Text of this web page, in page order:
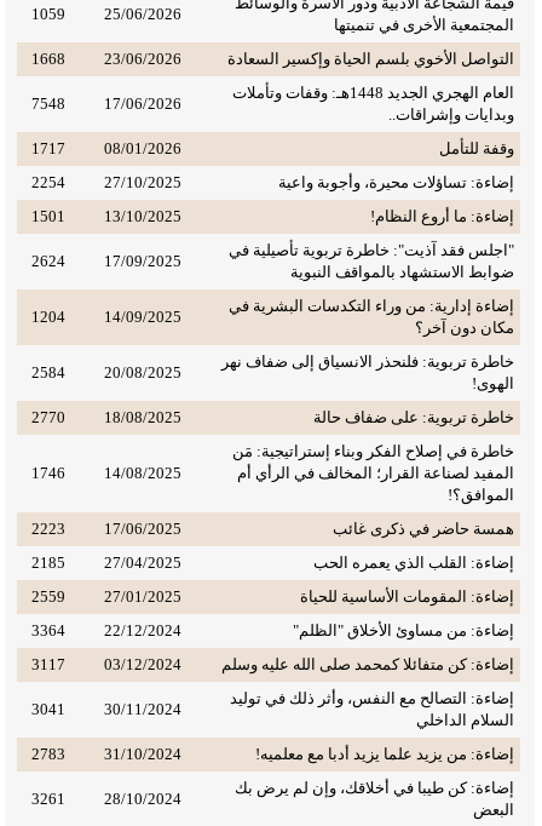
المجتمعية الأخرى في تنميتها
25/06/2026
1059
التواصل الأخوي بلسم الحياة وإكسير السعادة 23/06/2026
1668
العام الهجري الجديد 1448هـ: وقفات وتأملات
وبدايات وإشراقات..
17/06/2026
7548
وقفة للتأمل 08/01/2026
1717
إضاءة: تساؤلات محيرة، وأجوبة واعية
27/10/2025
2254
إضاءة: ما أروع النظام!
13/10/2025
1501
"اجلس فقد آذيت": خاطرة تربوية تأصيلية في
ضوابط الاستشهاد بالمواقف النبوية
17/09/2025
2624
إضاءة إدارية: من وراء التكدسات البشرية في
مكان دون آخر؟
14/09/2025
1204
خاطرة تربوية: فلنحذر الانسياق إلى ضفاف نهر
الهوى!
20/08/2025
2584
خاطرة تربوية: على ضفاف حالة 18/08/2025
2770
خاطرة في إصلاح الفكر وبناء إستراتيجية: مَن
المفيد لصناعة القرار؛ المخالف في الرأي أم
الموافق؟!
14/08/2025
1746
همسة حاضر في ذكرى غائب 17/06/2025
2223
إضاءة: القلب الذي يعمره الحب
27/04/2025
2185
إضاءة: المقومات الأساسية للحياة
27/01/2025
2559
إضاءة: من مساوئ الأخلاق "الظلم"
22/12/2024
3364
إضاءة: كن متفائلا كمحمد صلى الله عليه وسلم
03/12/2024
3117
إضاءة: التصالح مع النفس، وأثر ذلك في توليد
السلام الداخلي
30/11/2024
3041
إضاءة: من يزيد علما يزيد أدبا مع معلميه! 31/10/2024
2783
إضاءة: كن طيبا في أخلاقك، وإن لم يرض بك
البعض
28/10/2024
3261